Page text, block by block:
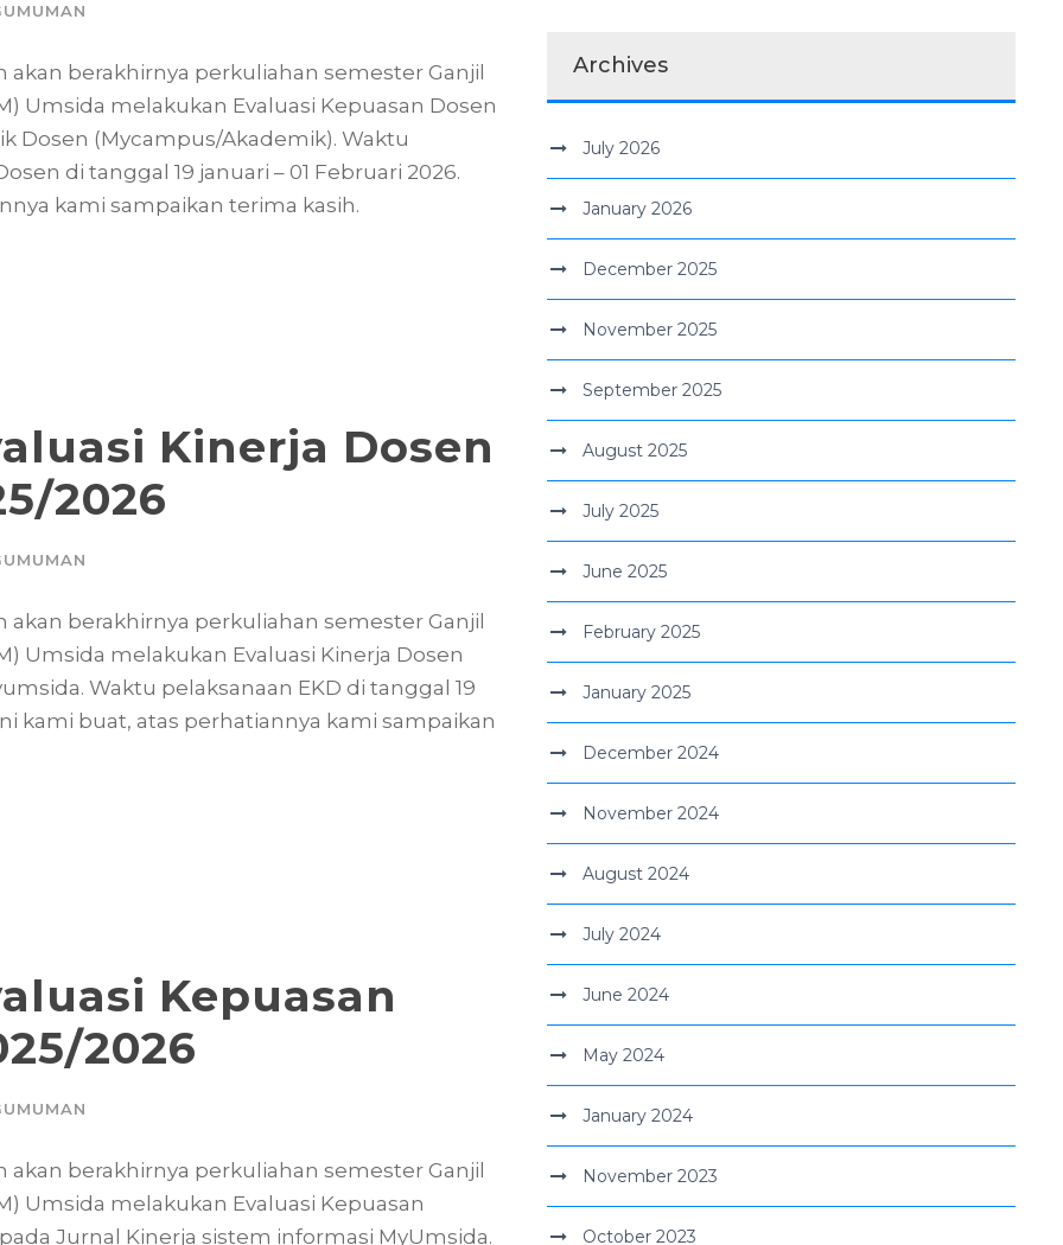
berakhirnya perkuliahan semester Ganjil
Umsida melakukan Evaluasi Kepuasan Dosen
Dosen (Mycampus/Akademik). Waktu
di tanggal 19 januari – 01 Februari 2026.
kami sampaikan terima kasih.
Kinerja Dosen
2026
berakhirnya perkuliahan semester Ganjil
Umsida melakukan Evaluasi Kinerja Dosen
Waktu pelaksanaan EKD di tanggal 19
kami buat, atas perhatiannya kami sampaikan
Kepuasan
2026
berakhirnya perkuliahan semester Ganjil
Umsida melakukan Evaluasi Kepuasan
Jurnal Kinerja sistem informasi MyUmsida.
Archives
July 2026
January 2026
December 2025
November 2025
September 2025
August 2025
July 2025
June 2025
February 2025
January 2025
December 2024
November 2024
August 2024
July 2024
June 2024
May 2024
January 2024
November 2023
October 2023